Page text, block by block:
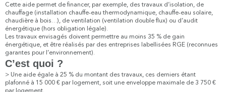
Cette aide permet de financer, par exemple, des travaux d’isolation, de
chauffage (installation chauffe-eau thermodynamique, chauffe-eau solaire,
chaudière à bois…), de ventilation (ventilation double flux) ou d’audit
énergétique (hors obligation légale).
Les travaux envisagés doivent permettre au moins 35 % de gain
énergétique, et être réalisés par des entreprises labellisées RGE (reconnues
garantes pour l’environnement).
C’est quoi ?
> Une aide égale à 25 % du montant des travaux, ces derniers étant
plafonné à 15 000 € par logement, soit une enveloppe maximale de 3 750 €
par logement.